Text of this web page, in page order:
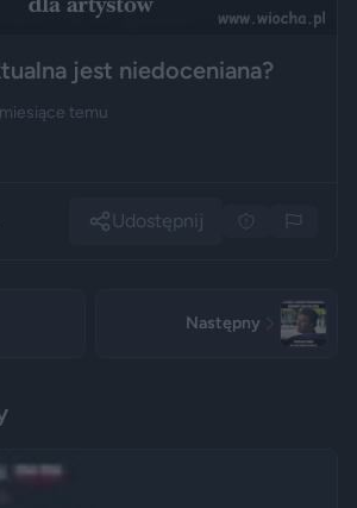
jest niedoceniana?
temu
Udostępnij
Następny